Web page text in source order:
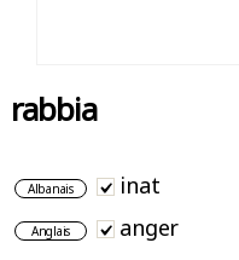
rabbia
Albanais inat
Anglais anger